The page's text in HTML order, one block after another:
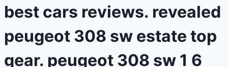
best cars reviews. revealed
peugeot 308 sw estate top
gear. peugeot 308 sw 1 6